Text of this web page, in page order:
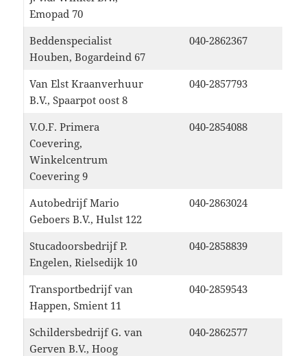
Emopad 70
Beddenspecialist
Houben, Bogardeind 67
040-2862367
Van Elst Kraanverhuur
B.V., Spaarpot oost 8
040-2857793
V.O.F. Primera
Coevering,
Winkelcentrum
Coevering 9
040-2854088
Autobedrijf Mario
Geboers B.V., Hulst 122
040-2863024
Stucadoorsbedrijf P.
Engelen, Rielsedijk 10
040-2858839
Transportbedrijf van
Happen, Smient 11
040-2859543
Schildersbedrijf G. van
Gerven B.V., Hoog
040-2862577